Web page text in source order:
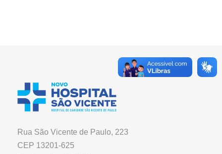
Rua São Vicente de Paulo, 223
CEP 13201-625